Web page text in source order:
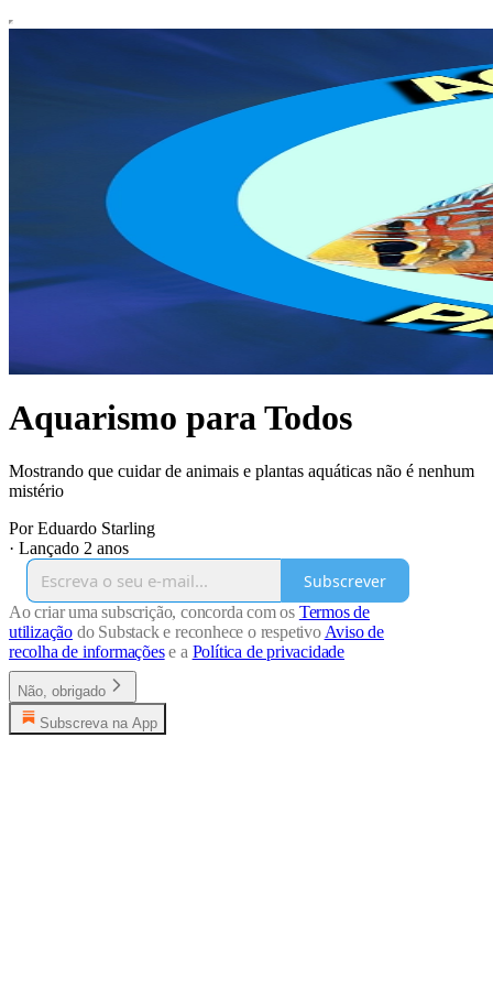
Aquarismo para Todos
Mostrando que cuidar de animais e plantas aquáticas não é nenhum
mistério
Por Eduardo Starling
· Lançado 2 anos
Subscrever
Ao criar uma subscrição, concorda com os Termos de
utilização do Substack e reconhece o respetivoAviso de
recolha de informaçõese a Política de privacidade
Não, obrigado
Subscreva na App